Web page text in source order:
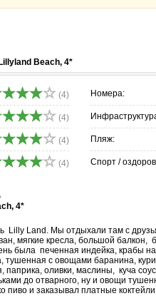
Beach, 4*
(4) Номера:
(4)
(4) Пляж:
(4) Спорт /
4*
Lilly Land. Мы отдыхали там с
мягкие кресла, большой
была печенная индейка, крабы
тушенная с овощами баранина,
паприка, оливки, маслины, куча
до отварного, ну и овощи
пиво и заказывал платные